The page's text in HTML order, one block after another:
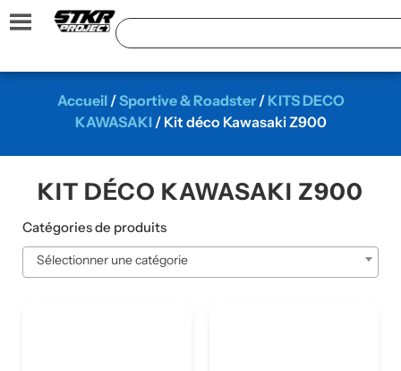
Accueil/Sportive & Roadster/ KITS DECO
KAWASAKI/ Kit déco Kawasaki Z900
KIT DÉCO KAWASAKI Z900
Catégories de produits
Sélectionner une catégorie